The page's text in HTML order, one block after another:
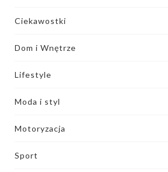
Ciekawostki
Dom i Wnętrze
Lifestyle
Moda i styl
Motoryzacja
Sport